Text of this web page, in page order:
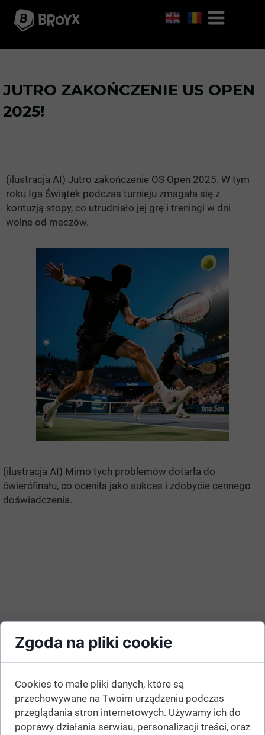
(ilustracja AI) Mimo tych problemów dotarła do
ćwierćfinału, co oceniła jako sukces i zdobycie cennego
doświadczenia.
JUTRO ZAKOŃCZENIE US OPEN
2025!
(ilustracja AI) Jutro zakończenie OS Open 2025. W tym
roku Iga Świątek podczas turnieju zmagała się z
kontuzją stopy, co utrudniało jej grę i treningi w dni
wolne od meczów.
Zgoda na pliki cookie
Cookies to małe pliki danych, które są
przechowywane na Twoim urządzeniu podczas
przeglądania stron internetowych. Używamy ich do
poprawy działania serwisu, personalizacji treści, oraz